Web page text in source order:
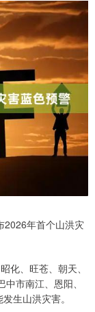
2026年首个山洪灾
化、旺苍、朝天、
市南江、恩阳、
生山洪灾害。